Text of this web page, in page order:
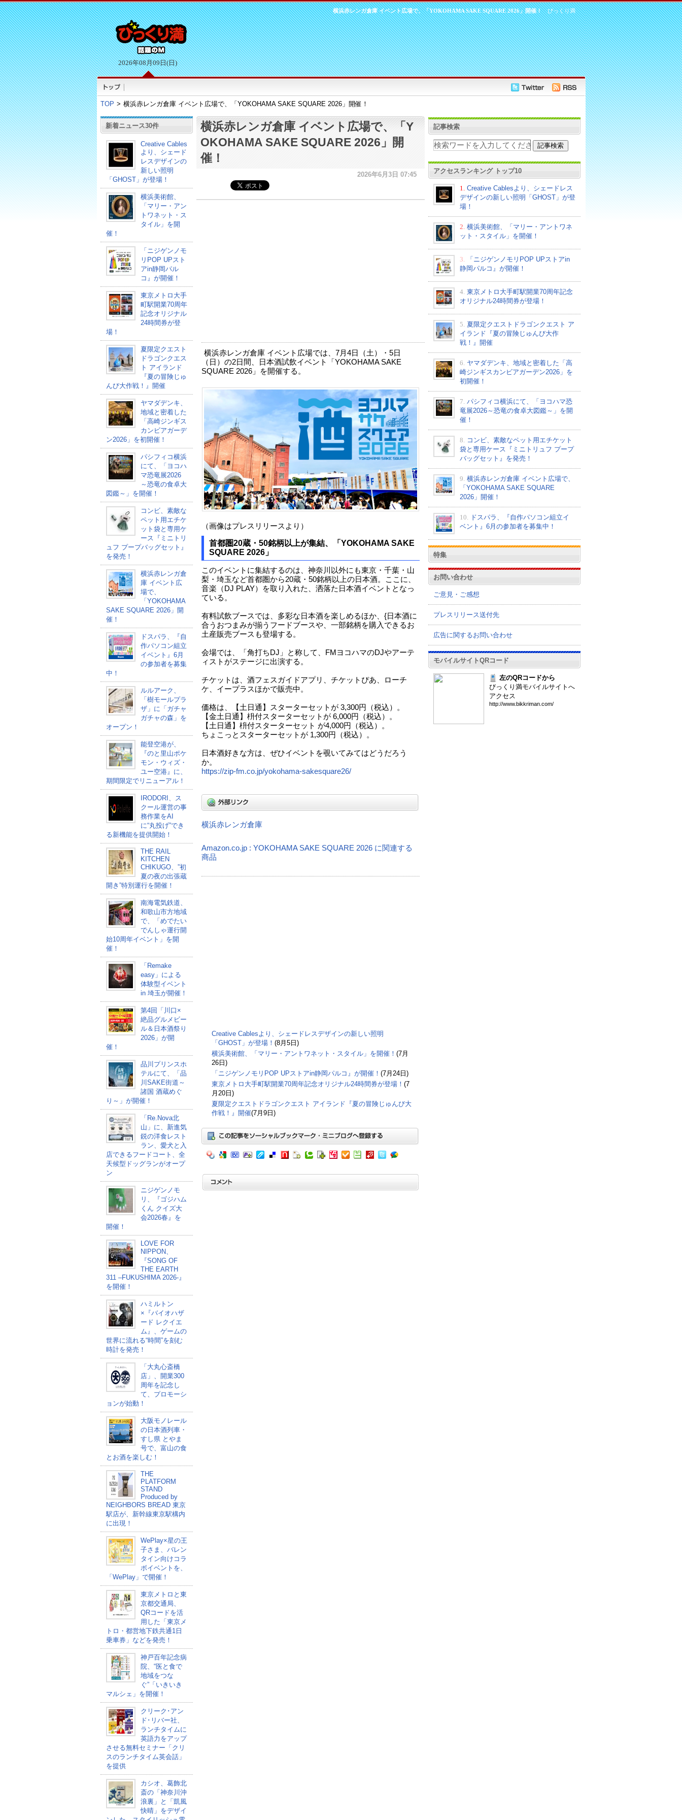
2026年08月09日(日)
びっくり満
横浜赤レンガ倉庫 イベント広場で、「YOKOHAMA SAKE SQUARE 2026」開催！
TOP > 横浜赤レンガ倉庫 イベント広場で、「YOKOHAMA SAKE SQUARE 2026」開催！
新着ニュース30件
Creative Cables
より、シェード
レスデザインの
新しい照明
「GHOST」が登場！
横浜美術館、
「マリー・アン
トワネット・ス
タイル」を開
催！
「ニジゲンノモ
リPOP UPスト
アin静岡パル
コ』が開催！
東京メトロ大手
町駅開業70周年
記念オリジナル
24時間券が登
場！
夏限定クエスト
ドラゴンクエス
ト アイランド
『夏の冒険じゅ
んび大作戦！』開催
ヤマダデンキ、
地域と密着した
「高崎ジンギス
カンビアガーデ
ン2026」を初開催！
パシフィコ横浜
にて、「ヨコハ
マ恐竜展2026
～恐竜の食卓大
図鑑～」を開催！
コンビ、素敵な
ペット用エチケ
ット袋と専用ケ
ース『ミニトリ
ュフ プープバッグセット』
を発売！
横浜赤レンガ倉
庫 イベント広
場で、
「YOKOHAMA
SAKE SQUARE 2026」開
催！
ドスパラ、『自
作パソコン組立
イベント』6月
の参加者を募集
中！
ルルアーク、
「樹モールプラ
ザ」に「ガチャ
ガチャの森」を
オープン！
能登空港が、
『のと里山ポケ
モン・ウィズ・
ユー空港』に、
期間限定でリニューアル！
IRODORI、ス
クール運営の事
務作業をAI
に“丸投げ”でき
る新機能を提供開始！
THE RAIL
KITCHEN
CHIKUGO、”初
夏の夜の出張蔵
開き”特別運行を開催！
南海電気鉄道、
和歌山市方地域
で、「めでたい
でんしゃ運行開
始10周年イベント」を開
催！
「Remake
easy」による
体験型イベント
in 埼玉が開催！
第4回「川口×
絶品グルメビー
ル＆日本酒祭り
2026」が開
催！
品川プリンスホ
テルにて、「品
川SAKE街道～
諸国 酒蔵めぐ
り～」が開催！
「Re.Nova北
山」に、新進気
鋭の洋食レスト
ラン、愛犬と入
店できるフードコート、全
天候型ドッグランがオープ
ン
ニジゲンノモ
リ、『ゴジハム
くん クイズ大
会2026春』を
開催！
LOVE FOR
NIPPON、
『SONG OF
THE EARTH
311 –FUKUSHIMA 2026-』
を開催！
ハミルトン
×『バイオハザ
ード レクイエ
ム』、ゲームの
世界に流れる“時間”を刻む
時計を発売！
「大丸心斎橋
店」、開業300
周年を記念し
て、プロモーシ
ョンが始動！
大阪モノレール
の日本酒列車・
すし県 とやま
号で、富山の食
とお酒を楽しむ！
THE
PLATFORM
STAND
Produced by
NEIGHBORS BREAD 東京
駅店が、新幹線東京駅構内
に出現！
WePlay×星の王
子さま、バレン
タイン向けコラ
ボイベントを、
「WePlay」で開催！
東京メトロと東
京都交通局、
QRコードを活
用した「東京メ
トロ・都営地下鉄共通1日
乗車券」などを発売！
神戸百年記念病
院、“医と食で
地域をつな
ぐ”「いきいき
マルシェ」を開催！
クリーク･アン
ド･リバー社、
ランチタイムに
英語力をアップ
させる無料セミナー「クリ
スのランチタイム英会話」
を提供
カシオ、葛飾北
斎の「神奈川沖
浪裏」と「凱風
快晴」をデザイ
横浜赤レンガ倉庫 イベント広場で、「Y
OKOHAMA SAKE SQUARE 2026」開
催！
2026年6月3日 07:45
横浜赤レンガ倉庫 イベント広場では、7月4日（土）・5日
（日）の2日間、日本酒試飲イベント「YOKOHAMA SAKE
SQUARE 2026」を開催する。
（画像はプレスリリースより）
首都圏20蔵・50銘柄以上が集結、「YOKOHAMA SAKE
SQUARE 2026」
このイベントに集結するのは、神奈川以外にも東京・千葉・山
梨・埼玉など首都圏から20蔵・50銘柄以上の日本酒。ここに、
音楽（DJ PLAY）を取り入れた、洒落た日本酒イベントとなっ
ている。
有料試飲ブースでは、多彩な日本酒を楽しめるほか、{日本酒に
合うおつまみが揃うフードブースや、一部銘柄を購入できるお
土産販売ブースも登場する。
会場では、「角打ちDJ」と称して、FMヨコハマのDJやアーテ
ィストがステージに出演する。
チケットは、酒フェスガイドアプリ、チケットぴあ、ローチ
ケ、イープラスほかで販売中。
価格は、【土日通】スターターセットが 3,300円（税込）。
【金土日通】枡付スターターセットが 6,000円（税込）。
【土日通】枡付スターターセット が4,000円（税込）。
ちょこっとスターターセットが 1,300円（税込）。
日本酒好きな方は、ぜひイベントを覗いてみてはどうだろう
か。
https://zip-fm.co.jp/yokohama-sakesquare26/
横浜赤レンガ倉庫
Amazon.co.jp : YOKOHAMA SAKE SQUARE 2026 に関連する
商品
Creative Cablesより、シェードレスデザインの新しい照明
「GHOST」が登場！ (8月5日)
横浜美術館、「マリー・アントワネット・スタイル」を開催！ (7月
26日)
「ニジゲンノモリPOP UPストアin静岡パルコ』が開催！ (7月24日)
東京メトロ大手町駅開業70周年記念オリジナル24時間券が登場！ (7
月20日)
夏限定クエストドラゴンクエスト アイランド『夏の冒険じゅんび大
作戦！』開催(7月9日)
記事検索
アクセスランキング トップ10
1.
Creative Cablesより、シェードレス
デザインの新しい照明「GHOST」が登
場！
2. 横浜美術館、「マリー・アントワネ
ット・スタイル」を開催！
3.
「ニジゲンノモリPOP UPストアin
静岡パルコ』が開催！
4. 東京メトロ大手町駅開業70周年記念
オリジナル24時間券が登場！
5. 夏限定クエストドラゴンクエスト ア
イランド『夏の冒険じゅんび大作
戦！』開催
6. ヤマダデンキ、地域と密着した「高
崎ジンギスカンビアガーデン2026」を
初開催！
7. パシフィコ横浜にて、「ヨコハマ恐
竜展2026～恐竜の食卓大図鑑～」を開
催！
8.
コンビ、素敵なペット用エチケット
袋と専用ケース『ミニトリュフ プープ
バッグセット』を発売！
9. 横浜赤レンガ倉庫 イベント広場で、
「YOKOHAMA SAKE SQUARE
2026」開催！
10.
ドスパラ、『自作パソコン組立イ
ベント』6月の参加者を募集中！
特集
お問い合わせ
ご意見・ご感想
プレスリリース送付先
広告に関するお問い合わせ
モバイルサイトQRコード
左のQRコードから
びっくり満モバイルサイトへ
アクセス
http://www.bikkriman. com/